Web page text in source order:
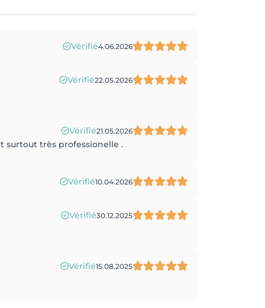
Vérifié4.06.2026
Vérifié22.05.2026
Vérifié21.05.2026
surtout très professionelle .
Vérifié10.04.2026
Vérifié30.12.2025
Vérifié15.08.2025